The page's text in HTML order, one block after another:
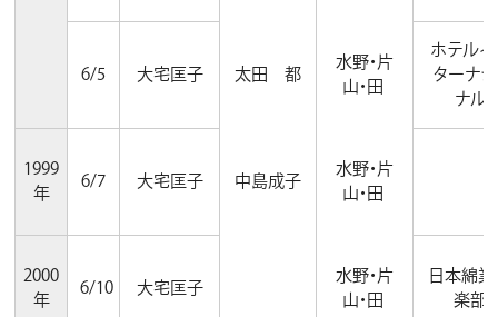
6/5 大宅匡子 太田 都
水野・片
山・田
ホテルイ
ターナシ
ナル
1999
年
6/7 大宅匡子 中島成子
水野・片
山・田
2000
年
6/10 大宅匡子
水野・片
山・田
日本綿
楽部